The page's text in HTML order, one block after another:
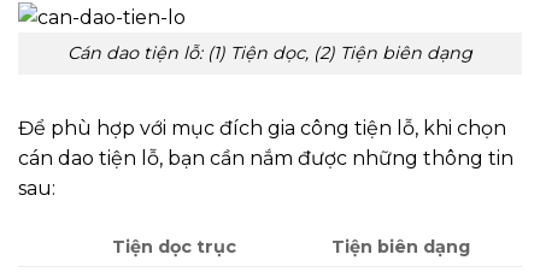
Cán dao tiện lỗ: (1) Tiện dọc, (2) Tiện biên dạng
Để phù hợp với mục đích gia công tiện lỗ, khi chọn
cán dao tiện lỗ, bạn cần nắm được những thông tin
sau:
Tiện dọc trục Tiện biên dạng